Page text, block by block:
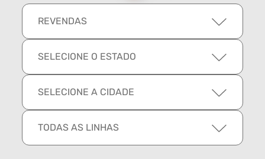
REVENDAS
SELECIONE O ESTADO
SELECIONE A CIDADE
TODAS AS LINHAS